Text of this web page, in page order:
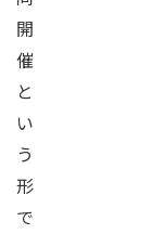
開
催
と
い
う
形
で